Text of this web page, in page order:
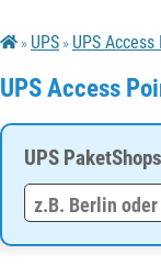
» UPS » UPS
UPS Access
UPS